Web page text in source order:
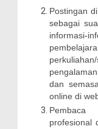
Postingan
sebagai
informasi-
dan
online di
profesional